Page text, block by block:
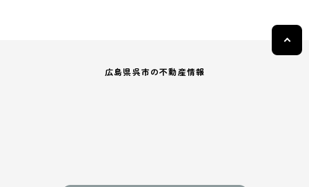
(3) お客さま情報の収集に際しては、利用目的を特定して通知または公
(4) お客さま情報の漏洩、紛失、改ざん等を防止するために必要な 対策
広島県呉市の不動産情報